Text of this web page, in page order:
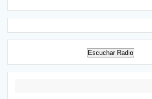
Escuchar Radio